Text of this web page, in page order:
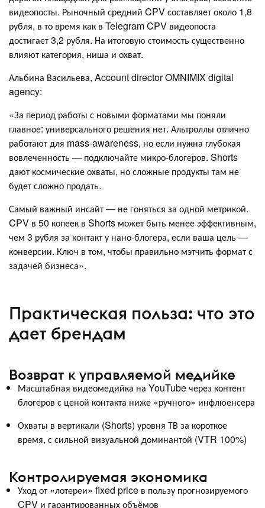
видеопосты. Рыночный средний CPV составляет около 1,8
рубля, в то время как в Telegram CPV видеопоста
достигает 3,2 рубля. На итоговую стоимость существенно
влияют категория, ниша и охват.
Альбина Васильева, Account director OMNIMIX digital
agency:
«За период работы с новыми форматами мы поняли
главное: универсального решения нет. Альтроллы отлично
работают для mass-awareness, но если нужна глубокая
вовлеченность — подключайте микро-блогеров. Shorts
дают космические охваты, но сложные продукты там не
будет сложно продать.
Самый важный инсайт — не гоняться за одной метрикой.
CPV в 50 копеек в Shorts может быть менее эффективным,
чем 3 рубля за контакт у нано-блогера, если ваша цель —
конверсии. Ключ в том, чтобы правильно мэтчить формат с
задачей бизнеса».
Практическая польза: что это
дает брендам
Возврат к управляемой медийке
Масштабная видеомедийка на YouTube через контент
блогеров с ценой контакта ниже «ручного» инфлюенсера
Охваты в вертикали (Shorts) уровня ТВ за короткое
время, с сильной визуальной доминантой (VTR 100%)
Контролируемая экономика
Уход от «лотереи» fixed price в пользу прогнозируемого
CPV и гарантированных объёмов